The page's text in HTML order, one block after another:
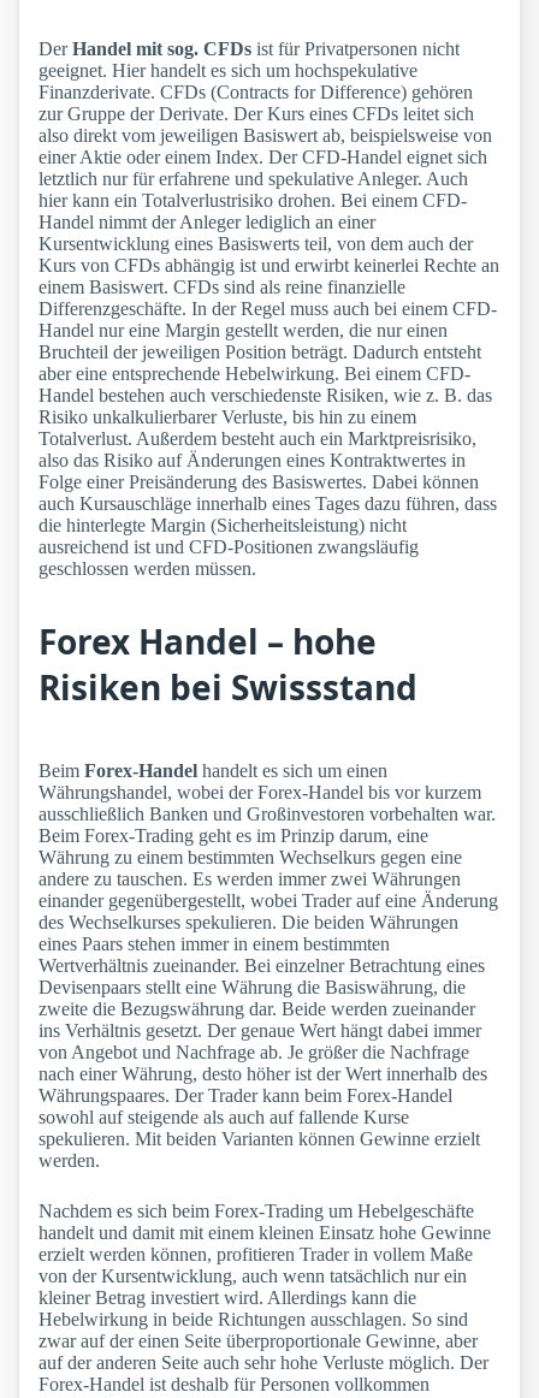
DerHandel mit sog. CFDs ist für Privatpersonen nicht
geeignet. Hier handelt es sich um hochspekulative
Finanzderivate. CFDs (Contracts for Difference) gehören
zur Gruppe der Derivate. Der Kurs eines CFDs leitet sich
also direkt vom jeweiligen Basiswert ab, beispielsweise von
einer Aktie oder einem Index. Der CFD-Handel eignet sich
letztlich nur für erfahrene und spekulative Anleger. Auch
hier kann ein Totalverlustrisiko drohen. Bei einem CFD-
Handel nimmt der Anleger lediglich an einer
Kursentwicklung eines Basiswerts teil, von dem auch der
Kurs von CFDs abhängig ist und erwirbt keinerlei Rechte an
einem Basiswert. CFDs sind als reine finanzielle
Differenzgeschäfte. In der Regel muss auch bei einem CFD-
Handel nur eine Margin gestellt werden, die nur einen
Bruchteil der jeweiligen Position beträgt. Dadurch entsteht
aber eine entsprechende Hebelwirkung. Bei einem CFD-
Handel bestehen auch verschiedenste Risiken, wie z. B. das
Risiko unkalkulierbarer Verluste, bis hin zu einem
Totalverlust. Außerdem besteht auch ein Marktpreisrisiko,
also das Risiko auf Änderungen eines Kontraktwertes in
Folge einer Preisänderung des Basiswertes. Dabei können
auch Kursauschläge innerhalb eines Tages dazu führen, dass
die hinterlegte Margin (Sicherheitsleistung) nicht
ausreichend ist und CFD-Positionen zwangsläufig
geschlossen werden müssen.
Forex Handel – hohe
Risiken bei Swissstand
Beim Forex-Handel handelt es sich um einen
Währungshandel, wobei der Forex-Handel bis vor kurzem
ausschließlich Banken und Großinvestoren vorbehalten war.
Beim Forex-Trading geht es im Prinzip darum, eine
Währung zu einem bestimmten Wechselkurs gegen eine
andere zu tauschen. Es werden immer zwei Währungen
einander gegenübergestellt, wobei Trader auf eine Änderung
des Wechselkurses spekulieren. Die beiden Währungen
eines Paars stehen immer in einem bestimmten
Wertverhältnis zueinander. Bei einzelner Betrachtung eines
Devisenpaars stellt eine Währung die Basiswährung, die
zweite die Bezugswährung dar. Beide werden zueinander
ins Verhältnis gesetzt. Der genaue Wert hängt dabei immer
von Angebot und Nachfrage ab. Je größer die Nachfrage
nach einer Währung, desto höher ist der Wert innerhalb des
Währungspaares. Der Trader kann beim Forex-Handel
sowohl auf steigende als auch auf fallende Kurse
spekulieren. Mit beiden Varianten können Gewinne erzielt
werden.
Nachdem es sich beim Forex-Trading um Hebelgeschäfte
handelt und damit mit einem kleinen Einsatz hohe Gewinne
erzielt werden können, profitieren Trader in vollem Maße
von der Kursentwicklung, auch wenn tatsächlich nur ein
kleiner Betrag investiert wird. Allerdings kann die
Hebelwirkung in beide Richtungen ausschlagen. So sind
zwar auf der einen Seite überproportionale Gewinne, aber
auf der anderen Seite auch sehr hohe Verluste möglich. Der
Forex-Handel ist deshalb für Personen vollkommen